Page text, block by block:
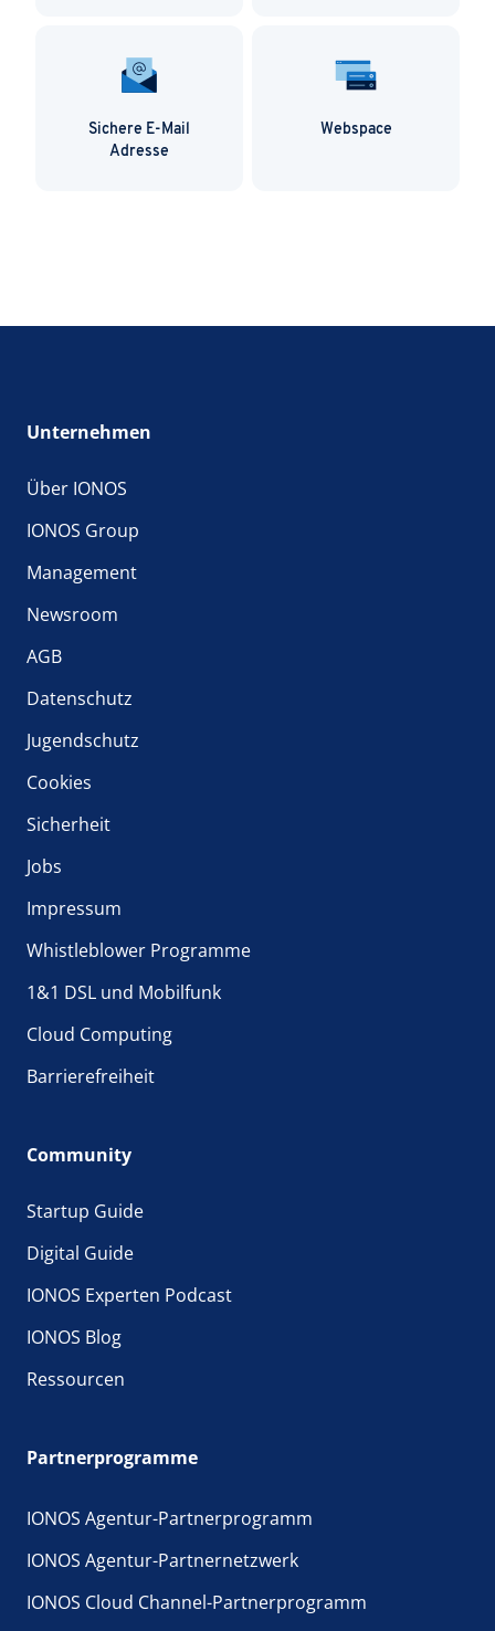
Sichere E-Mail
Adresse
Webspace
Unternehmen
Über IONOS
IONOS Group
Management
Newsroom
AGB
Datenschutz
Jugendschutz
Cookies
Sicherheit
Jobs
Impressum
Whistleblower Programme
1&1 DSL und Mobilfunk
Cloud Computing
Barrierefreiheit
Community
Startup Guide
Digital Guide
IONOS Experten Podcast
IONOS Blog
Ressourcen
Partnerprogramme
IONOS Agentur-Partnerprogramm
IONOS Agentur-Partnernetzwerk
IONOS Cloud Channel-Partnerprogramm